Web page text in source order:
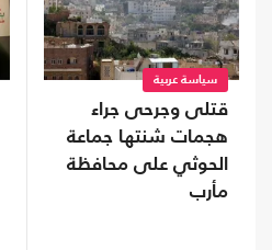
سياسة عربية
قتلى وجرحى جراء
هجمات شنتها جماعة
الحوثي على محافظة
مأرب